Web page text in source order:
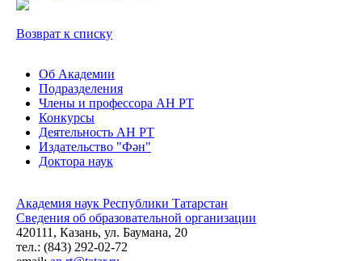
Возврат к списку
Об Академии
Подразделения
Члены и профессора АН РТ
Конкурсы
Деятельность АН РТ
Издательство "Фән"
Доктора наук
Академия наук Республики Татарстан
Сведения об образовательной организации
420111, Казань, ул. Баумана, 20
тел.: (843) 292-02-72